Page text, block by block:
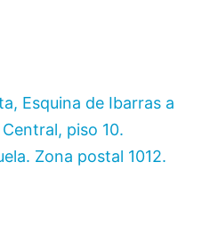
Esquina de Ibarras a
piso 10.
Zona postal 1012.